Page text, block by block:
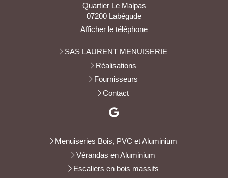
Quartier Le Malpas
07200 Labégude
Afficher le téléphone
SAS LAURENT MENUISERIE
Réalisations
Fournisseurs
Contact
Menuiseries Bois, PVC et Aluminium
Vérandas en Aluminium
Escaliers en bois massifs